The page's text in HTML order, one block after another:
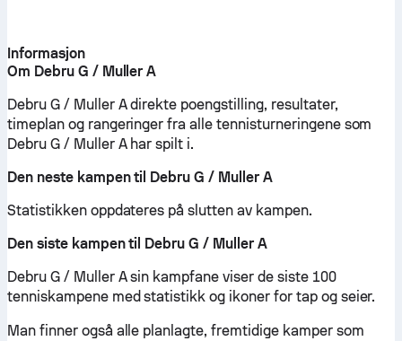
Informasjon
Om Debru G / Muller A
Debru G / Muller A direkte poengstilling, resultater,
timeplan og rangeringer fra alle tennisturneringene som
Debru G / Muller A har spilt i.
Den neste kampen til Debru G / Muller A
Statistikken oppdateres på slutten av kampen.
Den siste kampen til Debru G / Muller A
Debru G / Muller A sin kampfane viser de siste 100
tenniskampene med statistikk og ikoner for tap og seier.
Man finner også alle planlagte, fremtidige kamper som